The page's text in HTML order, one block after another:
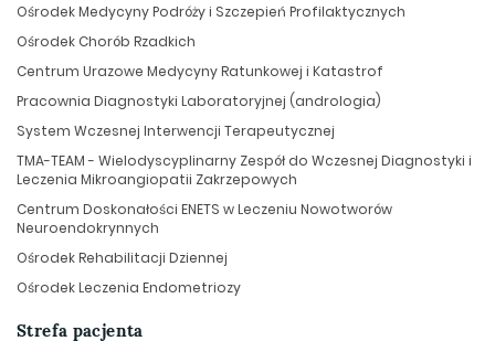
Ośrodek Medycyny Podróży i Szczepień Profilaktycznych
Ośrodek Chorób Rzadkich
Centrum Urazowe Medycyny Ratunkowej i Katastrof
Pracownia Diagnostyki Laboratoryjnej (andrologia)
System Wczesnej Interwencji Terapeutycznej
TMA-TEAM - Wielodyscyplinarny Zespół do Wczesnej Diagnostyki i
Leczenia Mikroangiopatii Zakrzepowych
Centrum Doskonałości ENETS w Leczeniu Nowotworów
Neuroendokrynnych
Ośrodek Rehabilitacji Dziennej
Ośrodek Leczenia Endometriozy
Strefa pacjenta